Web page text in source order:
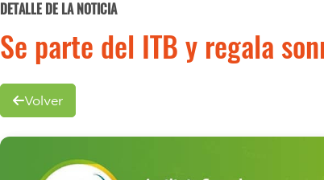
DETALLE DE LA NOTICIA
Se parte del ITB y regala
Volver